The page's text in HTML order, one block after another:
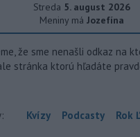
Streda 5. august 2026
Meniny má Jozefína
že sme nenašli odkaz na
stránka ktorú hľadáte
Kvízy Podcasty Rok